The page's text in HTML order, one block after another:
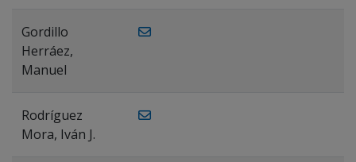
Gordillo
Herráez,
Manuel
Rodríguez
Mora, Iván J.